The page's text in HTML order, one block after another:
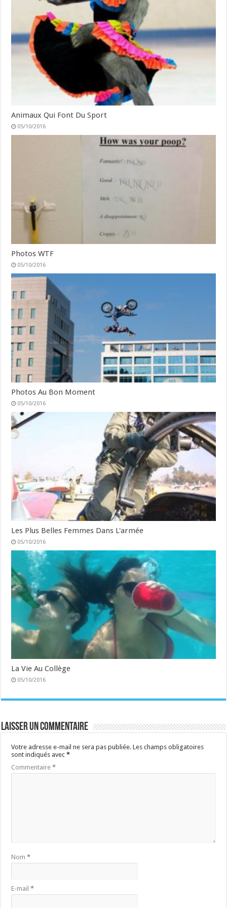
Animaux Qui Font Du Sport
05/10/2016
Photos WTF
05/10/2016
Photos Au Bon Moment
05/10/2016
Les Plus Belles Femmes Dans L'armée
05/10/2016
La Vie Au Collège
05/10/2016
Laisser un commentaire
Votre adresse e-mail ne sera pas publiée. Les champs obligatoires
sont indiqués avec*
Commentaire*
Nom*
E-mail*